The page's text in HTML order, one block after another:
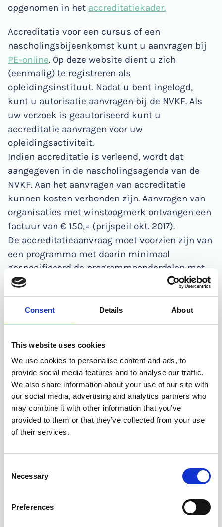
Consent Details About
This website uses cookies
We use cookies to personalise content and ads, to
provide social media features and to analyse our traffic.
We also share information about your use of our site with
our social media, advertising and analytics partners who
may combine it with other information that you’ve
provided to them or that they’ve collected from your use
of their services.
Selection
Necessary
Preferences
opgenomen in het accreditatiekader.
Accreditatie voor een cursus of een
nascholingsbijeenkomst kunt u aanvragen bij
PE-online. Op deze website dient u zich
(eenmalig) te registreren als
opleidingsinstituut. Nadat u bent ingelogd,
kunt u autorisatie aanvragen bij de NVKF. Als
uw verzoek is geautoriseerd kunt u
accreditatie aanvragen voor uw
opleidingsactiviteit.
Indien accreditatie is verleend, wordt dat
aangegeven in de nascholingsagenda van de
NVKF. Aan het aanvragen van accreditatie
kunnen kosten verbonden zijn. Aanvragen van
organisaties met winstoogmerk ontvangen een
factuur van € 150,= (prijspeil okt. 2017).
De accreditatieaanvraag moet voorzien zijn van
een programma met daarin minimaal
gespecificeerd de programmaonderdelen met
sprekers en de bijbehorende tijdsindeling,
zodat een oordeel gevormd kan worden over het
wetenschappelijk niveau en zodat het exacte
aantal scholingsuren kan worden berekend.
behandeling worden genomen en wordt deze
teruggestuurd.
Accreditatie van opleidingsactiviteiten moet
twee weken vóór de start van de activiteit zijn
ingediend. Achteraf worden geen
accreditatieverzoeken gehonoreerd.
Raadplegen van de nascholingsagenda
Nadat accreditatiepunten zijn toegekend aan
uw cursus/ nascholingsbijeenkomst, wordt
nascholingsagenda van de NVKF.U kunt de